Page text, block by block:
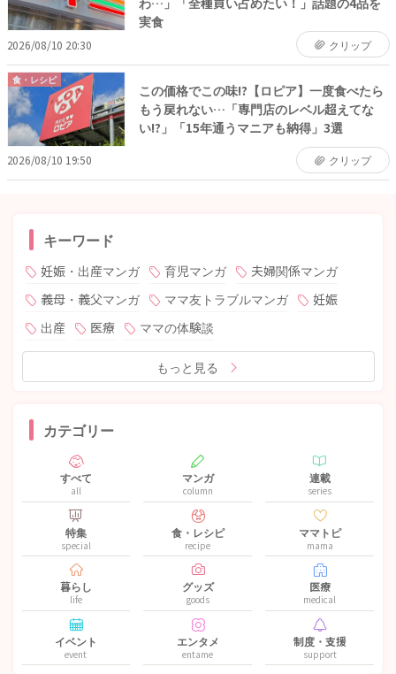
実食
2026/08/10 20:30 クリップ
食・レシピ
この価格でこの味!?【ロピア】一度食べたら
もう戻れない…「専門店のレベル超えてな
い!?」「15年通うマニアも納得」3選
2026/08/10 19:50 クリップ
キーワード
妊娠・出産マンガ 育児マンガ
夫婦関係マンガ
義母・義父マンガ
ママ友トラブルマンガ
妊娠
出産
医療 ママの体験談
もっと見る
カテゴリー
すべて
all
マンガ
column
連載
series
特集
special
食・レシピ
recipe
ママトピ
mama
暮らし
life
グッズ
goods
医療
medical
イベント
event
エンタメ
entame
制度・支援
support